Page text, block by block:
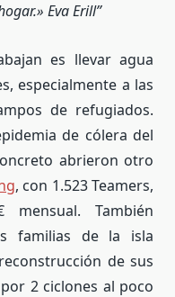
Eva Erill
es llevar agua
especialmente a las
de refugiados.
de cólera del
abrieron otro
, con 1.523Teamers,
También
familias de la isla
de sus
2 ciclones al poco